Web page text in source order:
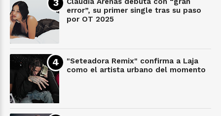
error”, su primer single tras su paso
por OT 2025
"Seteadora Remix" confirma a Laja
como el artista urbano del momento